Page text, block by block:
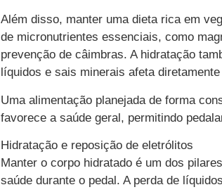
Além disso, manter uma dieta rica em
de micronutrientes essenciais, como
prevenção de câimbras. A hidratação
líquidos e sais minerais afeta
Uma alimentação planejada de forma
favorece a saúde geral, permitindo
Hidratação e reposição de eletrólitos
Manter o corpo hidratado é um dos
saúde durante o pedal. A perda de